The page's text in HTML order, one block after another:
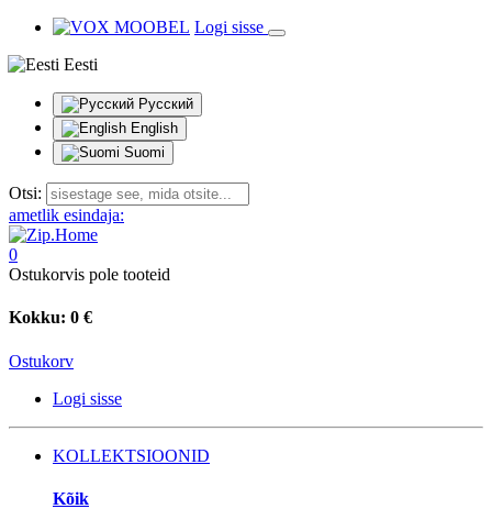
Logi sisse
Eesti
Русский
English
Suomi
Otsi:
ametlik esindaja:
0
Ostukorvis pole tooteid
Kokku: 0 €
Ostukorv
Logi sisse
KOLLEKTSIOONID
Kõik